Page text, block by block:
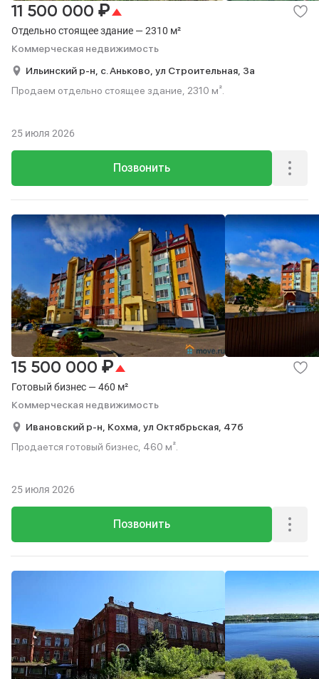
Отдельно стоящее здание — 2310 м²
Коммерческая недвижимость
11 500 000 ₽
Ильинский р-н, с. Аньково, ул Строительная, 3а
Продаем отдельно стоящее здание, 2310 м².
Позвонить
25 июля 2026
Готовый бизнес — 460 м²
Коммерческая недвижимость
15 500 000 ₽
Ивановский р-н, Кохма, ул Октябрьская, 47б
Продается готовый бизнес, 460 м².
Позвонить
25 июля 2026